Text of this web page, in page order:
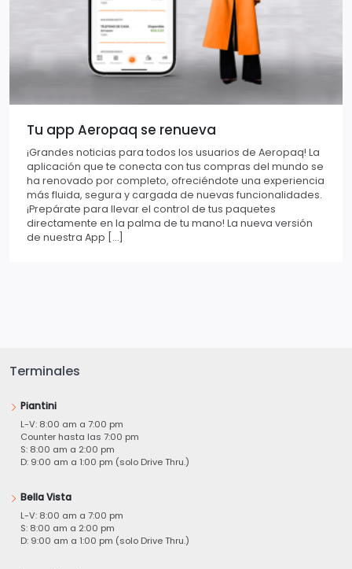
Tu app Aeropaq se renueva
¡Grandes noticias para todos los usuarios de Aeropaq! La
aplicación que te conecta con tus compras del mundo se
ha renovado por completo, ofreciéndote una experiencia
más fluida, segura y cargada de nuevas funcionalidades.
¡Prepárate para llevar el control de tus paquetes
directamente en la palma de tu mano! La nueva versión
de nuestra App […]
Terminales
Piantini
L-V: 8:00 am a 7:00 pm
Counter hasta las 7:00 pm
S: 8:00 am a 2:00 pm
D: 9:00 am a 1:00 pm (solo Drive Thru.)
Bella Vista
L-V: 8:00 am a 7:00 pm
S: 8:00 am a 2:00 pm
D: 9:00 am a 1:00 pm (solo Drive Thru.)